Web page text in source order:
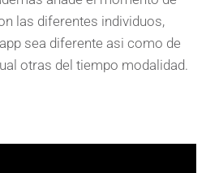
las diferentes individuos,
sea diferente asi como de
otras del tiempo modalidad.